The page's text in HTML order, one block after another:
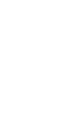
aus
aus
Ausbildung
Ausbildung
Forschung